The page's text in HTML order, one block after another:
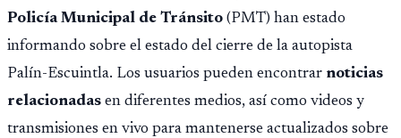
Policía Municipal de Tránsito (PMT) han estado
informando sobre el estado del cierre de la autopista
Palín-Escuintla. Los usuarios pueden encontrar noticias
relacionadas en diferentes medios, así como videos y
transmisiones en vivo para mantenerse actualizados sobre